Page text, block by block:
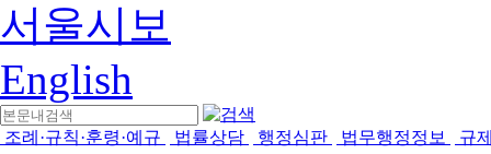
서울시보
English
조례·규칙·훈령·예규 법률상담 행정심판 법무행정정보 규